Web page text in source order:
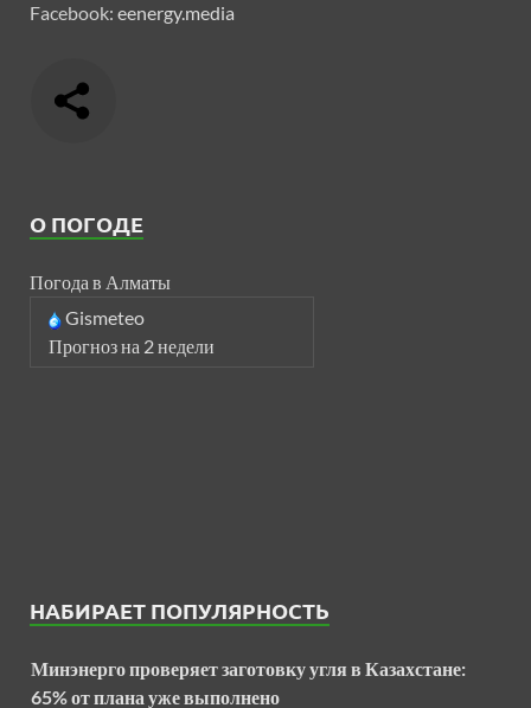
Facebook: eenergy.media
О ПОГОДЕ
Погода в Алматы
Gismeteo
Прогноз на 2 недели
НАБИРАЕТ ПОПУЛЯРНОСТЬ
Минэнерго проверяет заготовку угля в Казахстане:
65% от плана уже выполнено